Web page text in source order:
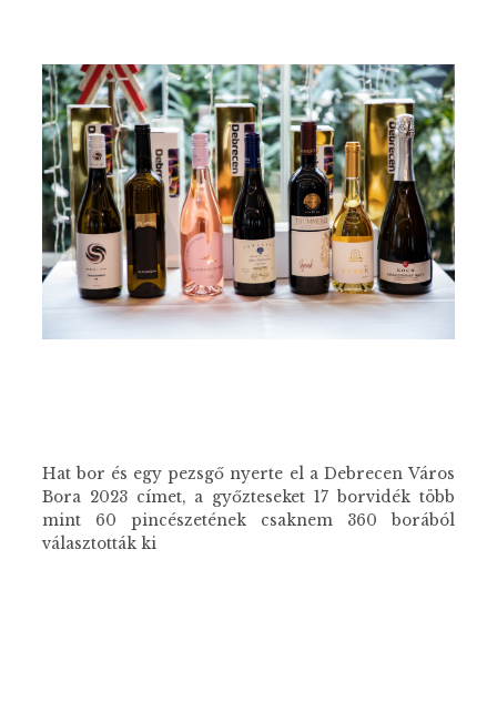
Hat bor és egy pezsgő nyerte el a Debrecen Város
Bora 2023 címet, a győzteseket 17 borvidék több
mint 60 pincészetének csaknem 360 borából
választották ki